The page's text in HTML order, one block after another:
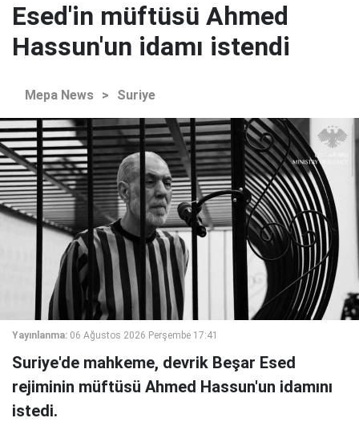
Esed'in müftüsü Ahmed
Hassun'un idamı istendi
Mepa News > Suriye
Yayınlanma: 06 Ağustos 2026 Perşembe 17:41
Suriye'de mahkeme, devrik Beşar Esed
rejiminin müftüsü Ahmed Hassun'un idamını
istedi.